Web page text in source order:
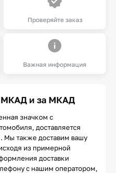
Проверяйте заказ
Важная информация
МКАД и за МКАД
значком с
доставляется
Мы также доставим вашу
из примерной
доставки
с нашим оператором,